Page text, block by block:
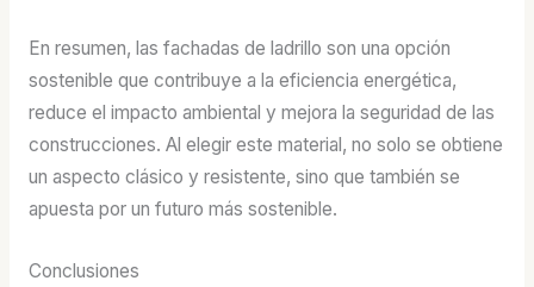
En resumen, las fachadas de ladrillo son una opción
sostenible que contribuye a la eficiencia energética,
reduce el impacto ambiental y mejora la seguridad de las
construcciones. Al elegir este material, no solo se obtiene
un aspecto clásico y resistente, sino que también se
apuesta por un futuro más sostenible.
Conclusiones